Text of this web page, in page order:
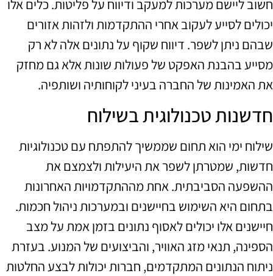
חשוב ליישם מערכות למעקב ודיווח על פליטות. כלים אלו
יכולים לסייע לעקוב אחרי ההתקדמות ולזהות אזורים
שבהם ניתן לשפר. דיווח שקוף על נתונים אלה לא רק
מסייע בהבנת האפקט של פעולות שונות אלא גם מחזק
את האמינות של החברה בעיני לקוחותיה ושותפיה.
חדשנות טכנולוגית בשילוח
שילוח ימי הוא תחום שממשיך להתפתח עם טכנולוגיות
חדשות, שמטרתן לשפר את היעילות ולצמצם את
ההשפעה הסביבתית. אחת מההתקדמויות האחרונות
בתחום היא השימוש בחיישנים ובמערכות ניהול חכמות.
חיישנים אלו יכולים לאסוף נתונים בזמן אמת על מצב
הספינה, תנאי מזג האוויר, והביצועים של המנוע. בעזרת
ניתוח הנתונים המתקדמים, חברות יכולות לבצע החלטות